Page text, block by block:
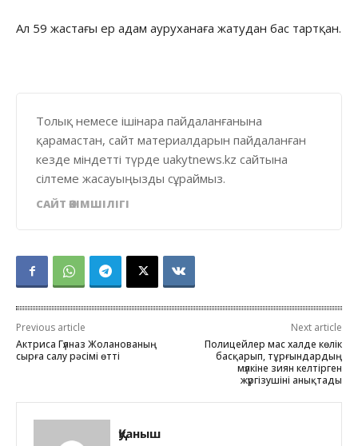
Ал 59 жастағы ер адам ауруханаға жатудан бас тартқан.
Толық немесе ішінара пайдаланғанына
қарамастан, сайт материалдарын пайдаланған
кезде міндетті түрде uakytnews.kz сайтына
сілтеме жасауыңызды сұраймыз.
САЙТ ӘКІМШІЛІГІ
Previous article
Актриса Гүлназ Жоланованың
сырға салу рәсімі өтті
Next article
Полицейлер мас халде көлік
басқарып, тұрғындардың
мүлкіне зиян келтірген
жүргізушіні анықтады
Қуаныш